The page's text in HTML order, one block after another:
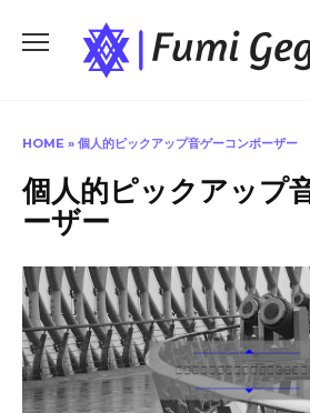
HOME » 個人的ピックアップ音ゲーコンポーザー
個人的ピックアップ
ーザー